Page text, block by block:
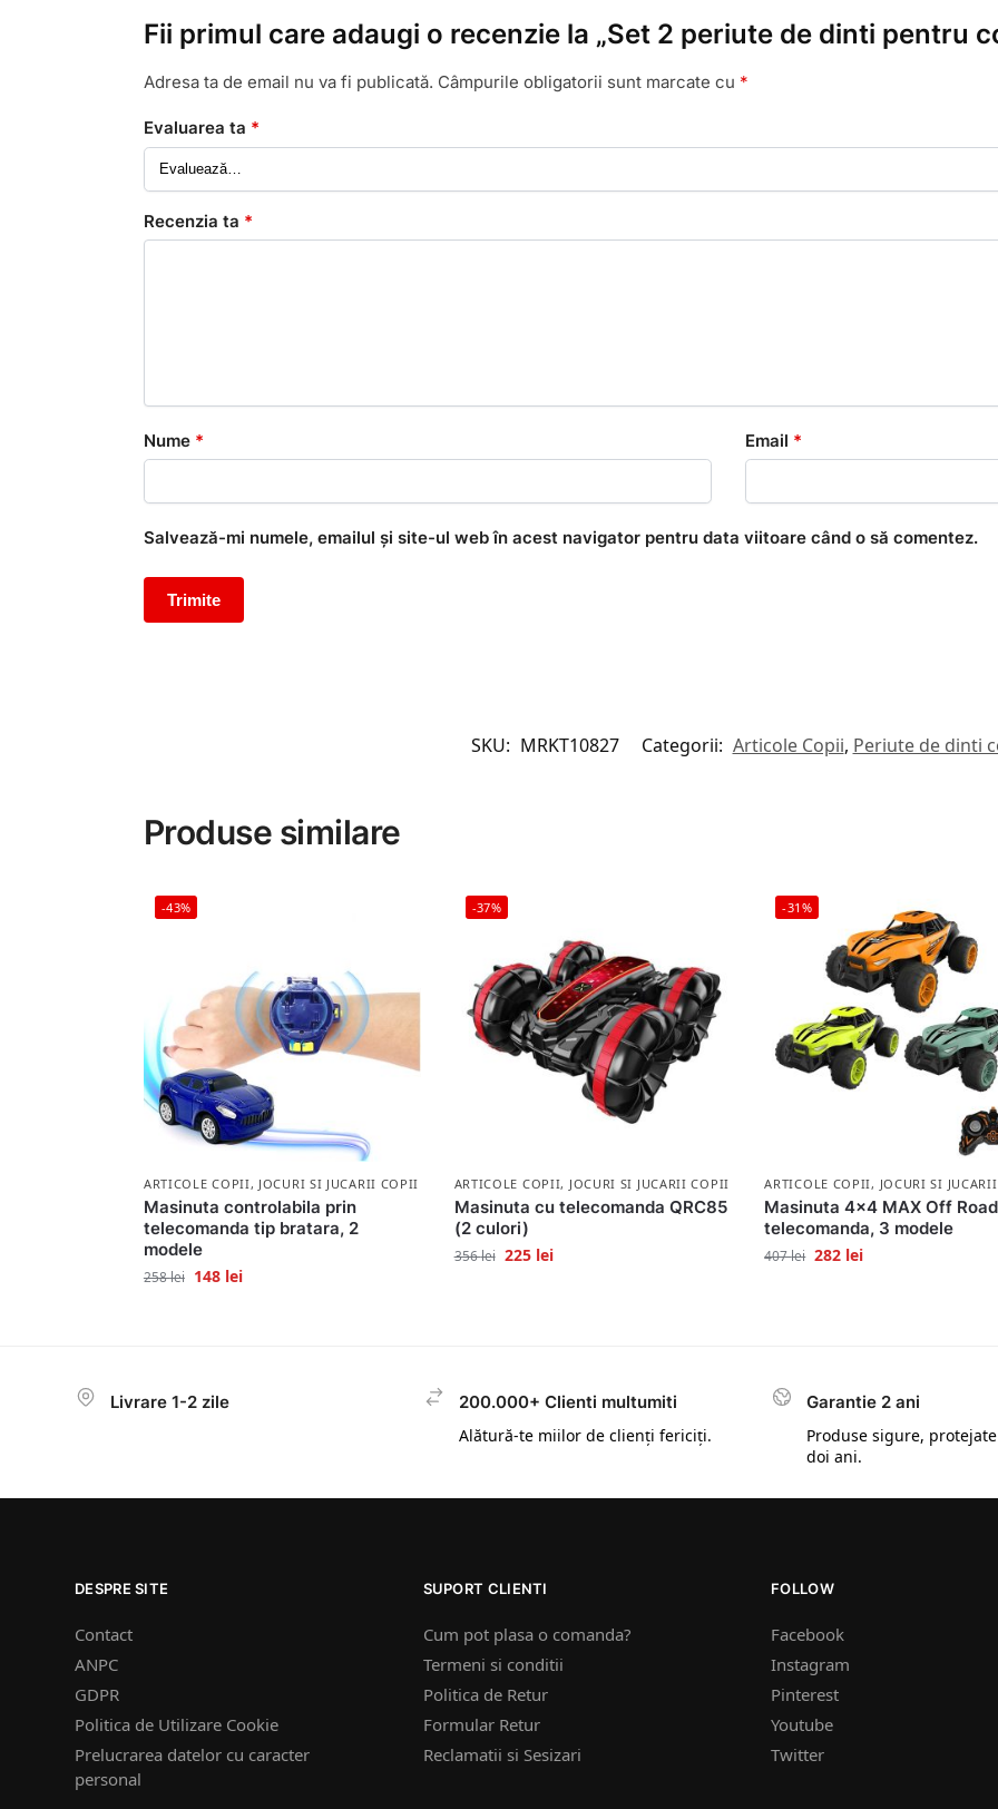
Fii primul care adaugi o recenzie la „Set 2 periute de dinti pentru
Adresa ta de email nu va fi publicată. Câmpurile obligatorii sunt marcate cu *
Evaluarea ta *
Recenzia ta *
Nume * Email *
Salvează-mi numele, emailul și site-ul web în acest navigator pentru data viitoare când o să comentez.
SKU: MRKT10827 Categorii: Articole Copii, Periute de dinti
Produse similare
-43%
ARTICOLE COPII, JOCURI SI JUCARII COPII
Masinuta controlabila prin
telecomanda tip bratara, 2
modele
258lei 148 lei
-37%
ARTICOLE COPII, JOCURI SI JUCARII COPII
Masinuta cu telecomanda QRC85
(2 culori)
356lei 225 lei
-31%
ARTICOLE COPII, JOCURI SI
Masinuta 4×4 MAX Off
telecomanda, 3 modele
407lei 282 lei
Livrare 1-2 zile
200.000+ Clienti multumiti
Alătură-te miilor de clienți fericiți.
Garantie 2 ani
Produse sigure,
doi ani.
DESPRE SITE
Contact
ANPC
GDPR
Politica de Utilizare Cookie
Prelucrarea datelor cu caracter
personal
SUPORT CLIENTI
Cum pot plasa o comanda?
Termeni si conditii
Politica de Retur
Formular Retur
Reclamatii si Sesizari
FOLLOW
Facebook
Instagram
Pinterest
Youtube
Twitter